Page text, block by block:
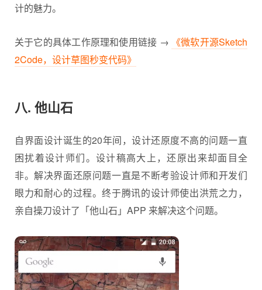
计的魅力。
关于它的具体工作原理和使用链接 → 《微软开源Sketch
2Code，设计草图秒变代码》
八. 他山石
自界面设计诞生的20年间，设计还原度不高的问题一直
困扰着设计师们。设计稿高大上，还原出来却面目全
非。解决界面还原问题一直是不断考验设计师和开发们
眼力和耐心的过程。终于腾讯的设计师使出洪荒之力，
亲自操刀设计了「他山石」APP 来解决这个问题。